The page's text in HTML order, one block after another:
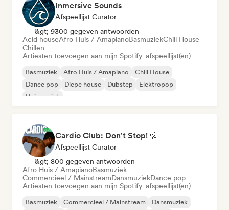
Inmersive Sounds
Afspeellijst Curator
&gt; 9300 gegeven antwoorden
Acid houseAfro Huis / AmapianoBasmuziekChill House
Chillen
Artiesten toevoegen aan mijn Spotify-afspeellijst(en)
Basmuziek Afro Huis / Amapiano
Chill House
Dance pop
Diepe house Dubstep
Elektropop
Huismuziek
Cardio Club: Don't Stop! 💦
Afspeellijst Curator
&gt; 800 gegeven antwoorden
Afro Huis / AmapianoBasmuziek
Commercieel / MainstreamDansmuziekDance pop
Artiesten toevoegen aan mijn Spotify-afspeellijst(en)
Basmuziek Commercieel / Mainstream
Dansmuziek